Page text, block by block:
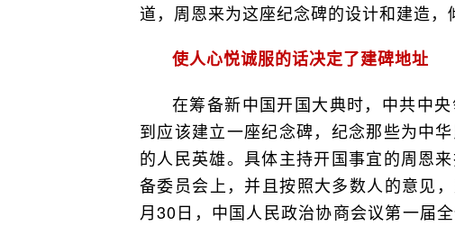
道，周恩来为这座纪念碑的设计和建造，
使人心悦诚服的话决定了建碑地址
在筹备新中国开国大典时，中共中
到应该建立一座纪念碑，纪念那些为中
的人民英雄。具体主持开国事宜的周恩
备委员会上，并且按照大多数人的意见
月30日，中国人民政治协商会议第一届